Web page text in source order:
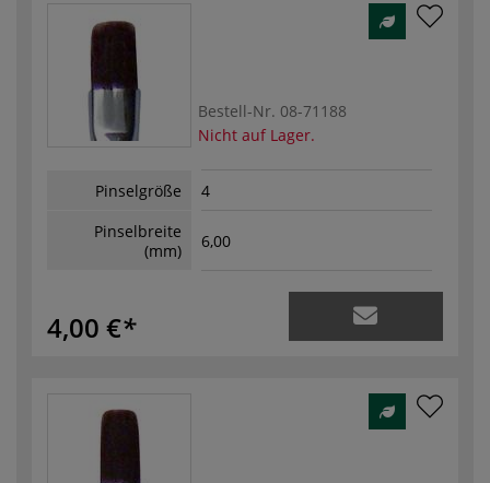
Bestell-Nr. 08-71188
Nicht auf Lager.
Pinselgröße
4
Pinselbreite
(mm)
6,00
4,00 €